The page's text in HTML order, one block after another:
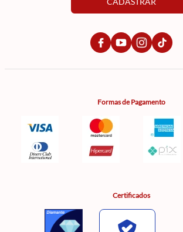
Formas de Pagamento
Certificados